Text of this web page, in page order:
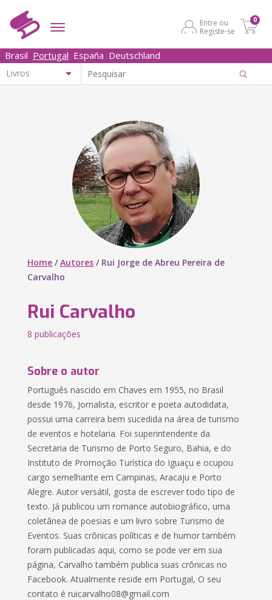
Entre ou
Registe-se
0
Brasil Portugal España Deutschland
Home /Autores / Rui Jorge de Abreu Pereira de
Carvalho
Rui Carvalho
8 publicações
Sobre o autor
Português nascido em Chaves em 1955, no Brasil
desde 1976, Jornalista, escritor e poeta autodidata,
possui uma carreira bem sucedida na área de turismo
de eventos e hotelaria. Foi superintendente da
Secretaria de Turismo de Porto Seguro, Bahia, e do
Instituto de Promoção Turística do Iguaçu e ocupou
cargo semelhante em Campinas, Aracaju e Porto
Alegre. Autor versátil, gosta de escrever todo tipo de
texto. Já publicou um romance autobiográfico, uma
coletânea de poesias e um livro sobre Turismo de
Eventos. Suas crônicas políticas e de humor também
foram publicadas aqui, como se pode ver em sua
página, Carvalho também publica suas crônicas no
Facebook. Atualmente reside em Portugal, O seu
contato éruicarvalho08@gmail.com